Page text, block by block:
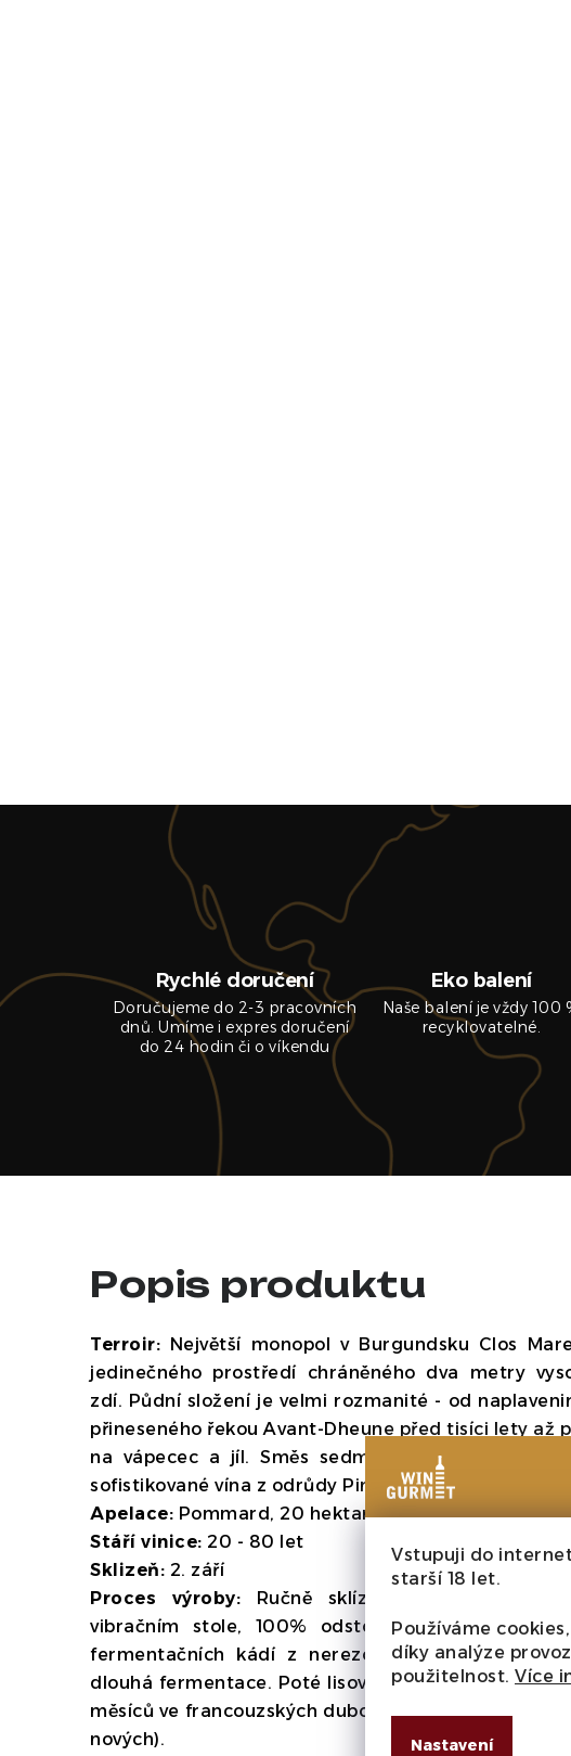
Vstupuji do
starší 18 let.
Používáme
díky analýze
použitelnost. Více
Nastavení
Rychlé doručení
Doručujeme do 2-3 pracovních
dnů. Umíme i expres doručení
do 24 hodin či o víkendu
Eko balení
Naše balení je vždy 100
recyklovatelné.
Popis produktu
Terroir: Největší monopol v Burgundsku Clos
jedinečného prostředí chráněného dva metry
zdí. Půdní složení je velmi rozmanité - od
přineseného řekou Avant-Dheune před tisíci lety až
na vápecec a jíl. Směs sedmi cuvée vytváří
sofistikované vína z odrůdy Pinot Noir.
Apelace: Pommard, 20 hektarů
Stáří vinice: 20 - 80 let
Sklizeň: 2. září
Proces výroby: Ručně sklízené bio hrozny,
vibračním stole, 100% odstopkováno,
fermentačních kádí z nerezové oceli.
dlouhá fermentace. Poté lisování pneumatickým
měsíců ve francouzských dubových sudech po dobu
nových).